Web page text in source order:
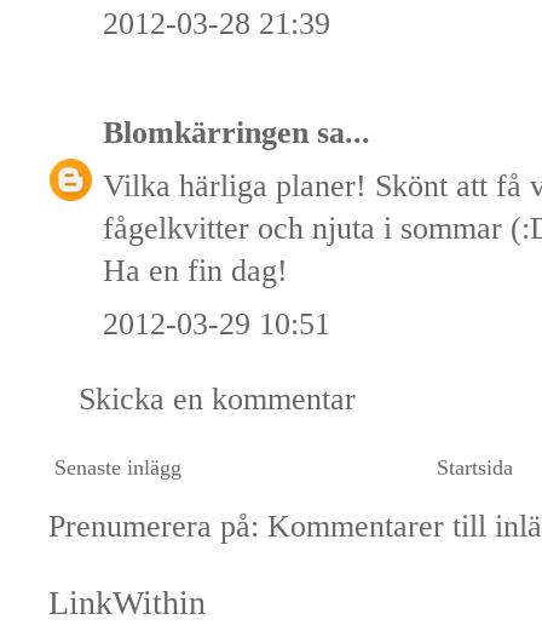
2012-03-28 21:39
Blomkärringen sa...
Vilka härliga planer! Skönt att få
fågelkvitter och njuta i sommar
Ha en fin dag!
2012-03-29 10:51
Skicka en kommentar
Senaste inlägg Startsida
Prenumerera på: Kommentarer till
LinkWithin